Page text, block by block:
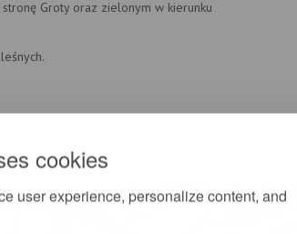
cookies
user experience, personalize content, and
Groty oraz zielonym w kierunku